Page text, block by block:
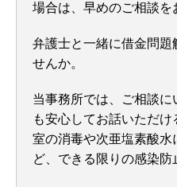
場合は、早めのご相談を
弁護士と一緒に借金問題
せんか。
当事務所では、ご相談
も安心してお話いただ
室の消毒や次亜塩素酸
ど、できる限りの感染防